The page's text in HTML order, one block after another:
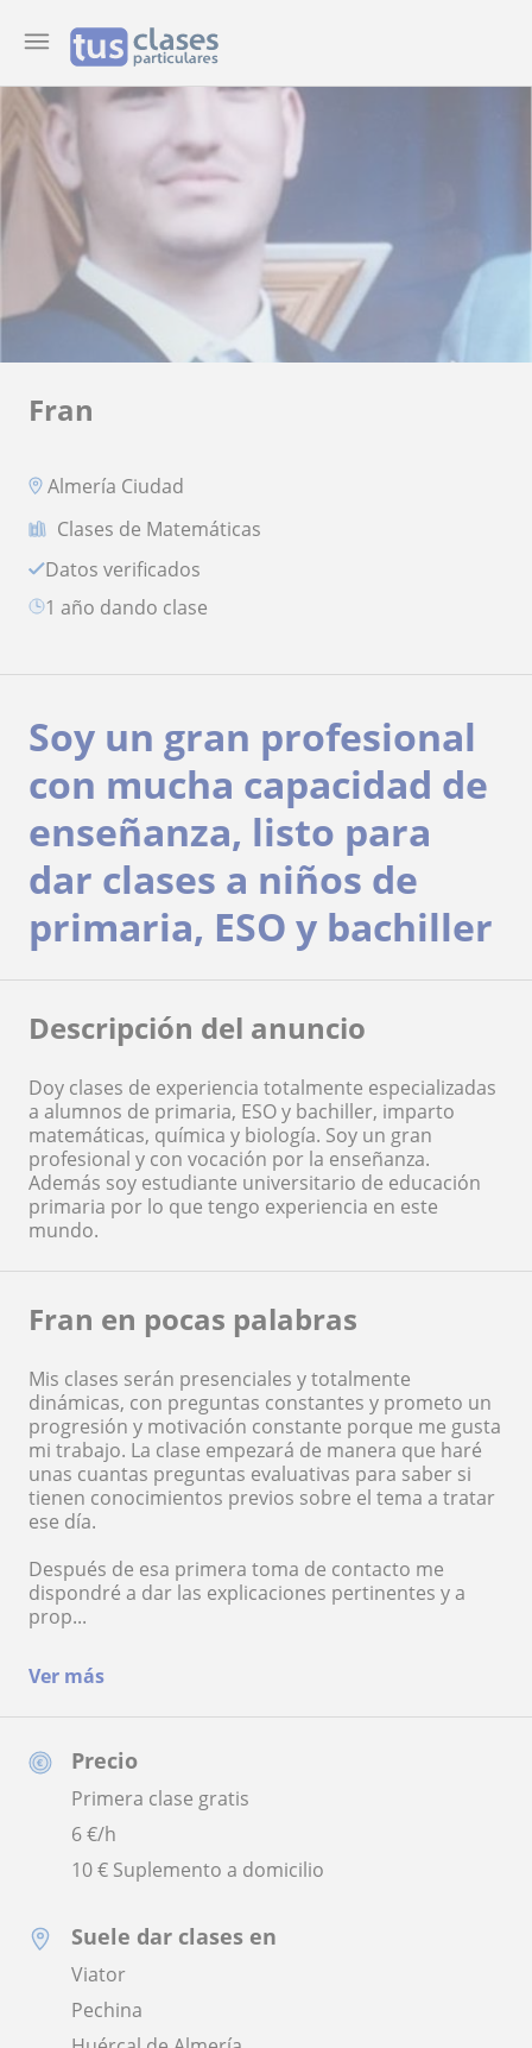
Fran
Almería Ciudad
Clases de Matemáticas
Datos verificados
1 año dando clase
Precio
Primera clase gratis
6€/h
10 € Suplemento a domicilio
Suele dar clases en
Viator
Pechina
Soy un gran profesional
con mucha capacidad de
enseñanza, listo para
dar clases a niños de
primaria, ESO y bachiller
Descripción del anuncio
Doy clases de experiencia totalmente especializadas
a alumnos de primaria, ESO y bachiller, imparto
matemáticas, química y biología. Soy un gran
profesional y con vocación por la enseñanza.
Además soy estudiante universitario de educación
primaria por lo que tengo experiencia en este
mundo.
Fran en pocas palabras
Mis clases serán presenciales y totalmente
dinámicas, con preguntas constantes y prometo un
progresión y motivación constante porque me gusta
mi trabajo. La clase empezará de manera que haré
unas cuantas preguntas evaluativas para saber si
tienen conocimientos previos sobre el tema a tratar
ese día.
Después de esa primera toma de contacto me
dispondré a dar las explicaciones pertinentes y a
prop...
Ver más